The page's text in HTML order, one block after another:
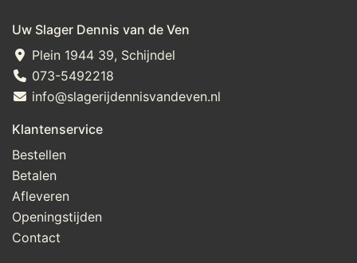
Uw Slager Dennis van de Ven
Plein 1944 39, Schijndel
073-5492218
info@slagerijdennisvandeven.nl
Klantenservice
Bestellen
Betalen
Afleveren
Openingstijden
Contact